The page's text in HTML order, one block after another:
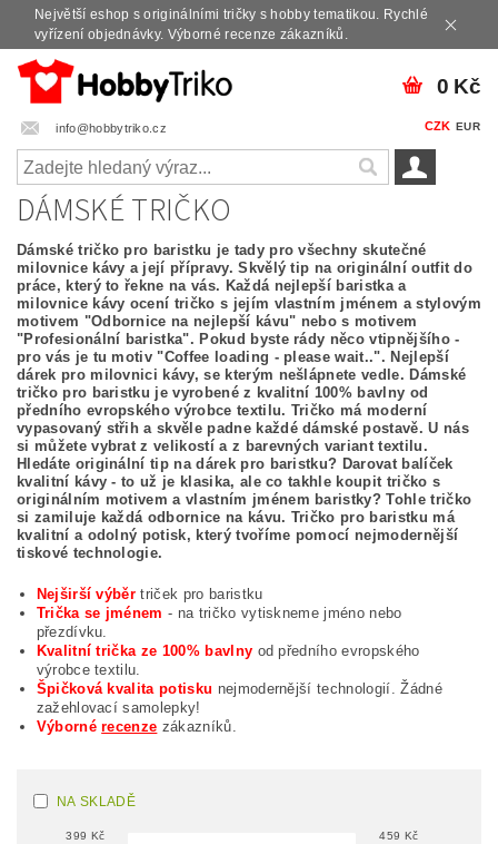
Největší eshop s originálními tričky s hobby tematikou. Rychlé
vyřízení objednávky. Výborné recenze zákazníků.
info@hobbytriko.cz CZK EUR
0 Kč
DÁMSKÉ TRIČKO
Dámské tričko pro baristku je tady pro všechny skutečné
milovnice kávy a její přípravy. Skvělý tip na originální outfit do
práce, který to řekne na vás. Každá nejlepší baristka a
milovnice kávy ocení tričko s jejím vlastním jménem a stylovým
motivem "Odbornice na nejlepší kávu" nebo s motivem
"Profesionální baristka". Pokud byste rády něco vtipnějšího -
pro vás je tu motiv "Coffee loading - please wait..". Nejlepší
dárek pro milovnici kávy, se kterým nešlápnete vedle. Dámské
tričko pro baristku je vyrobené z kvalitní 100% bavlny od
předního evropského výrobce textilu. Tričko má moderní
vypasovaný střih a skvěle padne každé dámské postavě. U nás
si můžete vybrat z velikostí a z barevných variant textilu.
Hledáte originální tip na dárek pro baristku? Darovat balíček
kvalitní kávy - to už je klasika, ale co takhle koupit tričko s
originálním motivem a vlastním jménem baristky? Tohle tričko
si zamiluje každá odbornice na kávu. Tričko pro baristku má
kvalitní a odolný potisk, který tvoříme pomocí nejmodernější
tiskové technologie.
Nejširší výběr triček pro baristku
Trička se jménem- na tričko vytiskneme jméno nebo
přezdívku.
Kvalitní trička ze 100% bavlny od předního evropského
výrobce textilu.
Špičková kvalita potisku nejmodernější technologií. Žádné
zažehlovací samolepky!
Výbornérecenze zákazníků.
NA SKLADĚ
399 Kč 459 Kč